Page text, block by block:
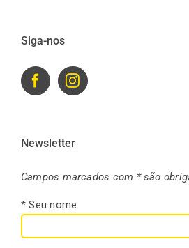
Siga-nos
Newsletter
Campos marcados com * são
* Seu nome: